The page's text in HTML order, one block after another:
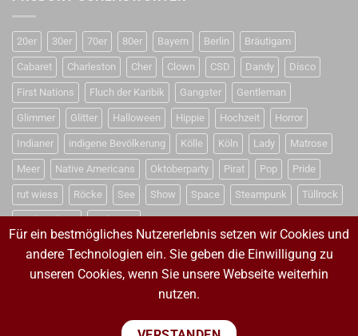
20er 30er 70er 80er Bayern Berlin Bräutigam
Cabaret Charleston Cher Clown CSD Dandy Disco
First Nations Fluch der Karibik Gangster Gentleman
Glimmer Glitter Halloween Hippie Hochzeit Horror
Indianer indigene Bevölkerung Kölle Köln Lady Matrose
Meer Native Americans Oktoberparty Pirat Pop Pride
rut wiess Röcke See Show Space Steampunk Tüllrock
Weihnachten Weltraum
VERTRAG WIDERRUFEN
VERTRAG WIDERRUFEN
Für ein bestmögliches Nutzererlebnis setzen wir Cookies und
andere Technologien ein. Sie geben die Einwilligung zu
unseren Cookies, wenn Sie unsere Webseite weiterhin
nutzen.